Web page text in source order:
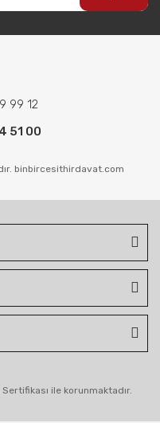
99 12
51 00
binbircesithirdavat.com
ile korunmaktadır.